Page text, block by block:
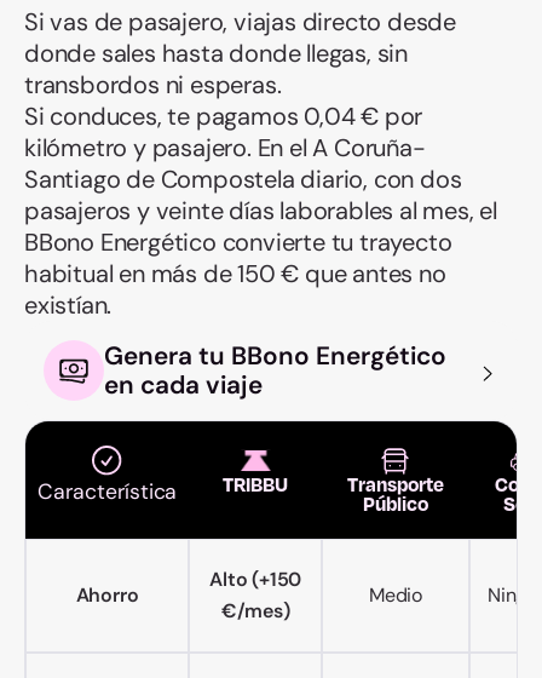
Si vas de pasajero, viajas directo desde
donde sales hasta donde llegas, sin
transbordos ni esperas.
Si conduces, te pagamos 0,04 € por
kilómetro y pasajero. En el A Coruña-
Santiago de Compostela diario, con dos
pasajeros y veinte días laborables al mes, el
BBono Energético convierte tu trayecto
habitual en más de 150 € que antes no
existían.
Genera tu BBono Energético
en cada viaje
Característica TRIBBU Transporte
Público Solo
Ahorro
Alto (+150
€/mes)
Medio